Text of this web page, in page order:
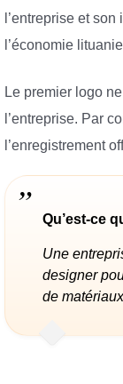
l’entreprise et
l’économie
Le premier logo
l’entreprise. Par
l’enregistrement
Qu’est-ce
Une
designer
de